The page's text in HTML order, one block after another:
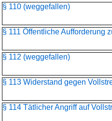
§ 110 (weggefallen)
§ 111 Öffentliche Aufforderung
§ 112 (weggefallen)
§ 113 Widerstand gegen
§ 114 Tätlicher Angriff auf